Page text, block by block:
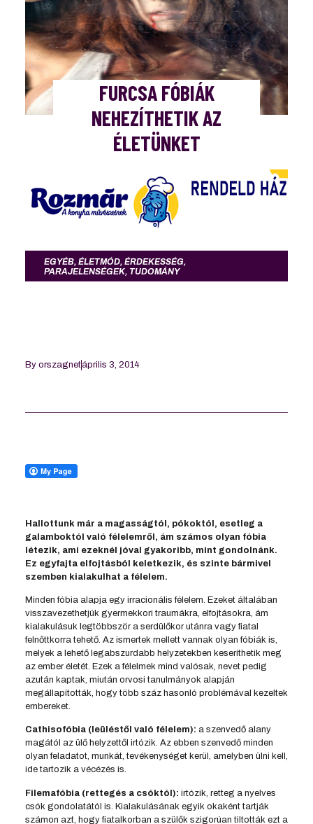
FURCSA FÓBIÁK
NEHEZÍTHETIK AZ
ÉLETÜNKET
EGYÉB, ÉLETMÓD, ÉRDEKESSÉG,
PARAJELENSÉGEK, TUDOMÁNY
Byorszagnetáprilis 3, 2014
Hallottunk már a magasságtól, pókoktól, esetleg a
galamboktól való félelemről, ám számos olyan fóbia
létezik, ami ezeknél jóval gyakoribb, mint gondolnánk.
Ez egyfajta elfojtásból keletkezik, és szinte bármivel
szemben kialakulhat a félelem.
Minden fóbia alapja egy irracionális félelem. Ezeket általában
visszavezethetjük gyermekkori traumákra, elfojtásokra, ám
kialakulásuk legtöbbször a serdülőkor utánra vagy fiatal
felnőttkorra tehető. Az ismertek mellett vannak olyan fóbiák is,
melyek a lehető legabszurdabb helyzetekben keseríthetik meg
az ember életét. Ezek a félelmek mind valósak, nevet pedig
azután kaptak, miután orvosi tanulmányok alapján
megállapították, hogy több száz hasonló problémával kezeltek
embereket.
Cathisofóbia (leüléstől való félelem): a szenvedő alany
magától az ülő helyzettől irtózik. Az ebben szenvedő minden
olyan feladatot, munkát, tevékenységet kerül, amelyben ülni kell,
ide tartozik a vécézés is.
Filemafóbia (rettegés a csóktól): irtózik, retteg a nyelves
csók gondolatától is. Kialakulásának egyik okaként tartják
számon azt, hogy fiatalkorban a szülők szigorúan tiltották ezt a